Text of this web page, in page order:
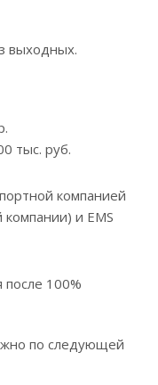
выходных.
тыс. руб.
компанией
и EMS
после 100%
по следующей